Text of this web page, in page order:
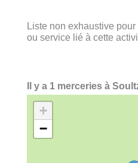
Liste non exhaustive
ou service lié à cette
Il y a 1 merceries à
+
−